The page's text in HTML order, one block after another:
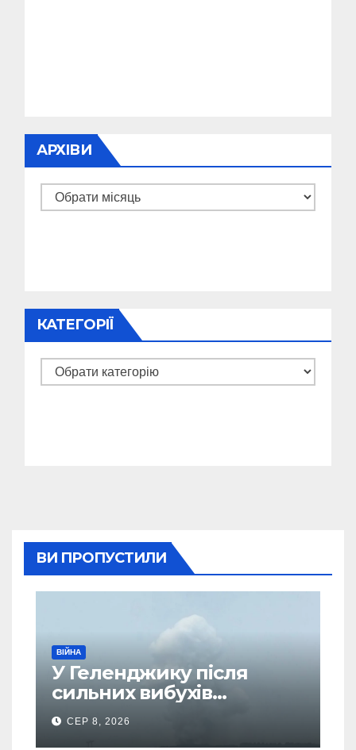
АРХІВИ
Архіви
КАТЕГОРІЇ
Категорії
ВИ ПРОПУСТИЛИ
ВІЙНА
У Геленджику після
сильних вибухів
почалася масова
евакуація
СЕР 8, 2026